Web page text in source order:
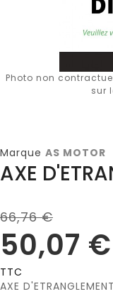
Photo non
sur
Marque AS MOTOR
AXE
66,76 €
50,07 €
TTC
AXE